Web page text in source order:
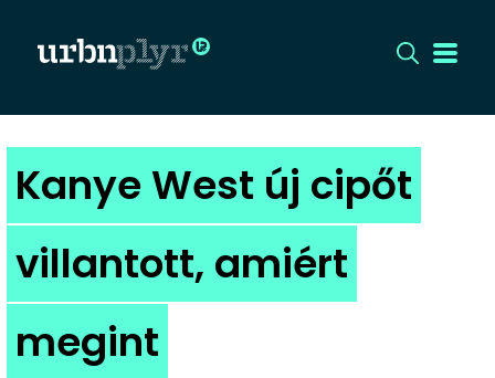
CÍMLAP
DIZÁJN
DIVAT
Kanye West új cipőt
villantott, amiért
megint